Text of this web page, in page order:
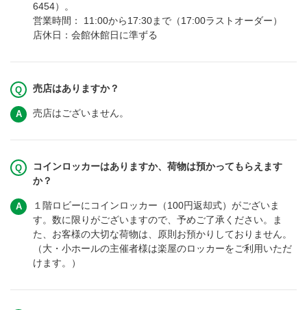
6454）。
営業時間： 11:00から17:30まで（17:00ラストオーダー）
店休日：会館休館日に準ずる
売店はありますか？
売店はございません。
コインロッカーはありますか、荷物は預かってもらえます
か？
１階ロビーにコインロッカー（100円返却式）がございま
す。数に限りがございますので、予めご了承ください。ま
た、お客様の大切な荷物は、原則お預かりしておりません。
（大・小ホールの主催者様は楽屋のロッカーをご利用いただ
けます。）